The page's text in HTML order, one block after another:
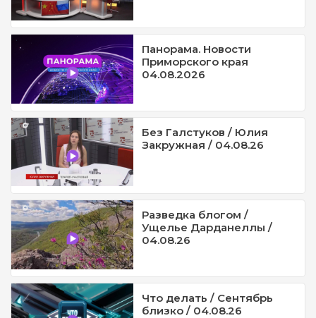
Панорама. Новости
Приморского края
04.08.2026
Без Галстуков / Юлия
Закружная / 04.08.26
Разведка блогом /
Ущелье Дарданеллы /
04.08.26
Что делать / Сентябрь
близко / 04.08.26